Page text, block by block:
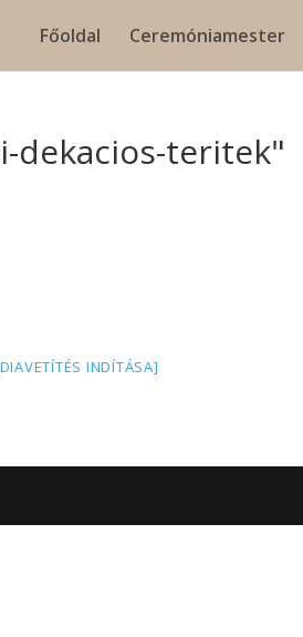
Főoldal Ceremóniamester
dekacios-teritek"
INDÍTÁSA]